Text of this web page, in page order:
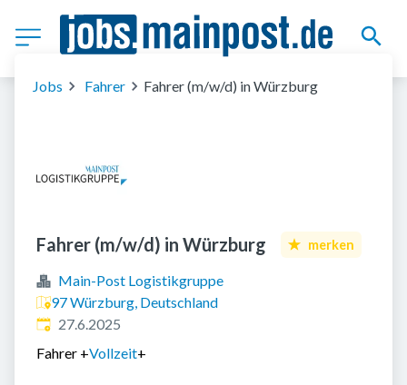
Jobs Fahrer Fahrer (m/w/d) in Würzburg
Fahrer (m/w/d) in Würzburg merken
Main-Post Logistikgruppe
97 Würzburg, Deutschland
Veröffentlicht
27.6.2025
Fahrer +Vollzeit+